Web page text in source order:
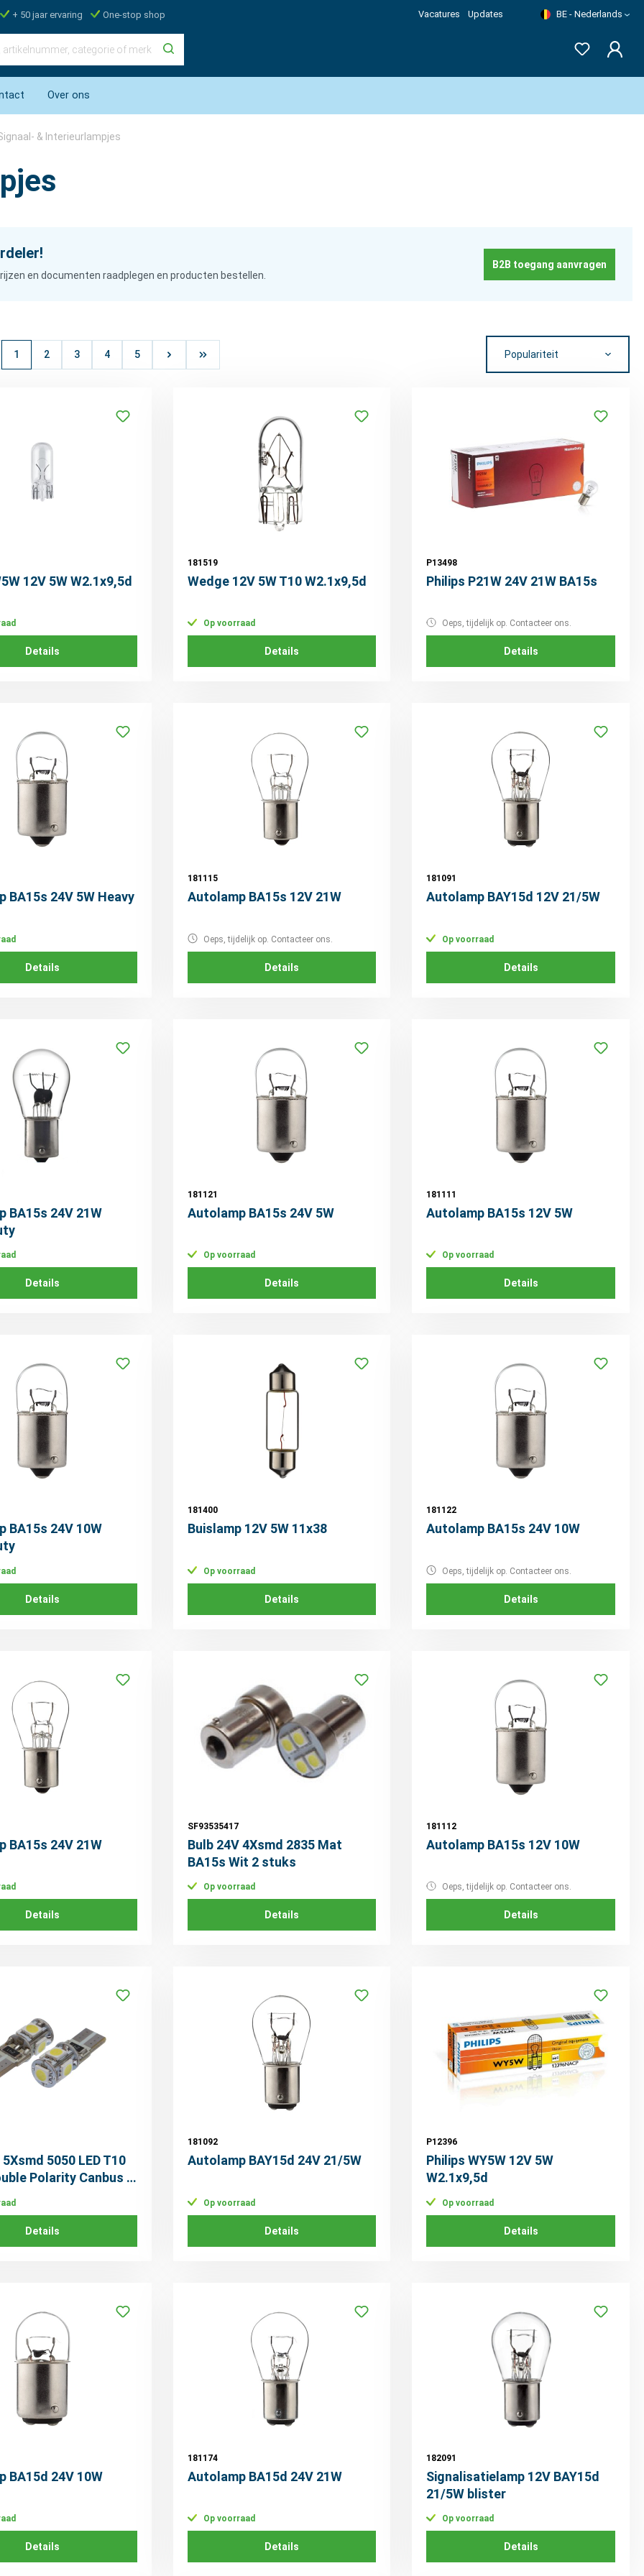
+ 50 jaar ervaring One-stop shop Vacatures Updates BE - Nederlands
Over ons
& Interieurlampjes
en documenten raadplegen en producten bestellen.
B2B toegang aanvragen
1 2 3 4 5
12V 5W W2.1x9,5d
Details
181519
Wedge 12V 5W T10 W2.1x9,5d
Op voorraad
Details
P13498
Philips P21W 24V 21W BA15s
Oeps, tijdelijk op. Contacteer ons.
Details
BA15s 24V 5W Heavy
Details
181115
Autolamp BA15s 12V 21W
Oeps, tijdelijk op. Contacteer ons.
Details
181091
Autolamp BAY15d 12V 21/5W
Op voorraad
Details
BA15s 24V 21W
Details
181121
Autolamp BA15s 24V 5W
Op voorraad
Details
181111
Autolamp BA15s 12V 5W
Op voorraad
Details
BA15s 24V 10W
Details
181400
Buislamp 12V 5W 11x38
Op voorraad
Details
181122
Autolamp BA15s 24V 10W
Oeps, tijdelijk op. Contacteer ons.
Details
BA15s 24V 21W
Details
SF93535417
Bulb 24V 4Xsmd 2835 Mat
BA15s Wit 2 stuks
Op voorraad
Details
181112
Autolamp BA15s 12V 10W
Oeps, tijdelijk op. Contacteer ons.
Details
5050 LED T10
Polarity Canbus 2
Details
181092
Autolamp BAY15d 24V 21/5W
Op voorraad
Details
P12396
Philips WY5W 12V 5W
W2.1x9,5d
Op voorraad
Details
BA15d 24V 10W
Details
181174
Autolamp BA15d 24V 21W
Op voorraad
Details
182091
Signalisatielamp 12V BAY15d
21/5W blister
Op voorraad
Details